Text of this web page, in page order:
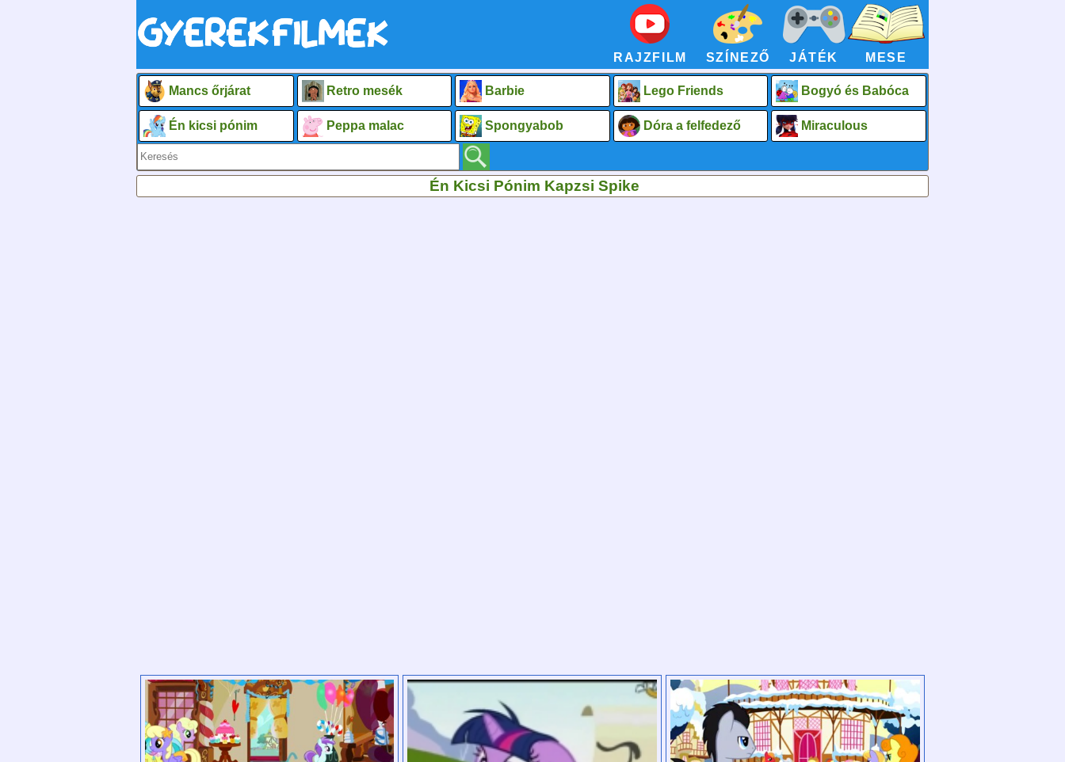
RAJZFILM SZÍNEZŐ JÁTÉK MESE
Mancs őrjárat Retro mesék Barbie Lego Friends Bogyó és Babóca
Én kicsi pónim Peppa malac Spongyabob Dóra a felfedező Miraculous
Én Kicsi Pónim Kapzsi Spike